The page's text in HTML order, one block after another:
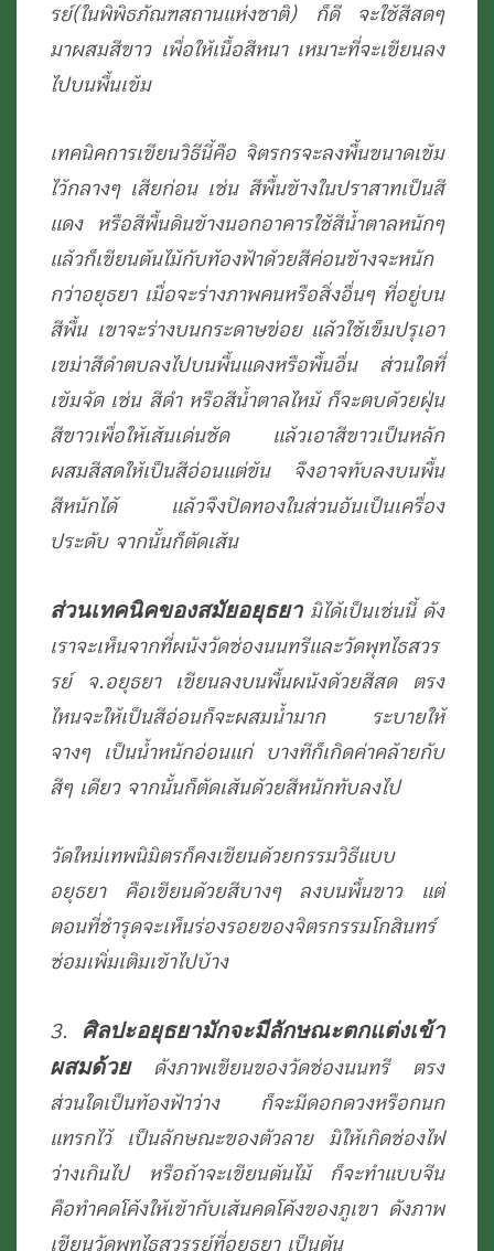
รย์(ในพิพิธภัณฑสถานแห่งชาติ) ก็ดี จะใช้สีสดๆ
มาผสมสีขาว เพื่อให้เนื้อสีหนา เหมาะที่จะเขียนลง
ไปบนพื้นเข้ม
เทคนิคการเขียนวิธีนี้คือ จิตรกรจะลงพื้นขนาดเข้ม
ไว้กลางๆ เสียก่อน เช่น สีพื้นข้างในปราสาทเป็นสี
แดง หรือสีพื้นดินข้างนอกอาคารใช้สีน้ำตาลหนักๆ
แล้วก็เขียนต้นไม้กับท้องฟ้าด้วยสีค่อนข้างจะหนัก
กว่าอยุธยา เมื่อจะร่างภาพคนหรือสิ่งอื่นๆ ที่อยู่บน
สีพื้น เขาจะร่างบนกระดาษข่อย แล้วใช้เข็มปรุเอา
เขม่าสีดำตบลงไปบนพื้นแดงหรือพื้นอื่น ส่วนใดที่
เข้มจัด เช่น สีดำ หรือสีน้ำตาลไหม้ ก็จะตบด้วยฝุ่น
สีขาวเพื่อให้เส้นเด่นชัด แล้วเอาสีขาวเป็นหลัก
ผสมสีสดให้เป็นสีอ่อนแต่ข้น จึงอาจทับลงบนพื้น
สีหนักได้ แล้วจึงปิดทองในส่วนอันเป็นเครื่อง
ประดับ จากนั้นก็ตัดเส้น
ส่วนเทคนิคของสมัยอยุธยามิได้เป็นเช่นนี้ ดัง
เราจะเห็นจากที่ผนังวัดช่องนนทรีและวัดพุทไธสวร
รย์ จ.อยุธยา เขียนลงบนพื้นผนังด้วยสีสด ตรง
ไหนจะให้เป็นสีอ่อนก็จะผสมน้ำมาก ระบายให้
จางๆ เป็นน้ำหนักอ่อนแก่ บางทีก็เกิดค่าคล้ายกับ
สีๆ เดียว จากนั้นก็ตัดเส้นด้วยสีหนักทับลงไป
วัดใหม่เทพนิมิตรก็คงเขียนด้วยกรรมวิธีแบบ
อยุธยา คือเขียนด้วยสีบางๆ ลงบนพื้นขาว แต่
ตอนที่ชำรุดจะเห็นร่องรอยของจิตรกรรมโกสินทร์
ซ่อมเพิ่มเติมเข้าไปบ้าง
3. ศิลปะอยุธยามักจะมีลักษณะตกแต่งเข้า
ผสมด้วยดังภาพเขียนของวัดช่องนนทรี ตรง
ส่วนใดเป็นท้องฟ้าว่าง ก็จะมีดอกดวงหรือกนก
แทรกไว้ เป็นลักษณะของตัวลาย มิให้เกิดช่องไฟ
ว่างเกินไป หรือถ้าจะเขียนต้นไม้ ก็จะทำแบบจีน
คือทำคดโค้งให้เข้ากับเส้นคดโค้งของภูเขา ดังภาพ
เขียนวัดพุทไธสวรรย์ที่อยุธยา เป็นต้น